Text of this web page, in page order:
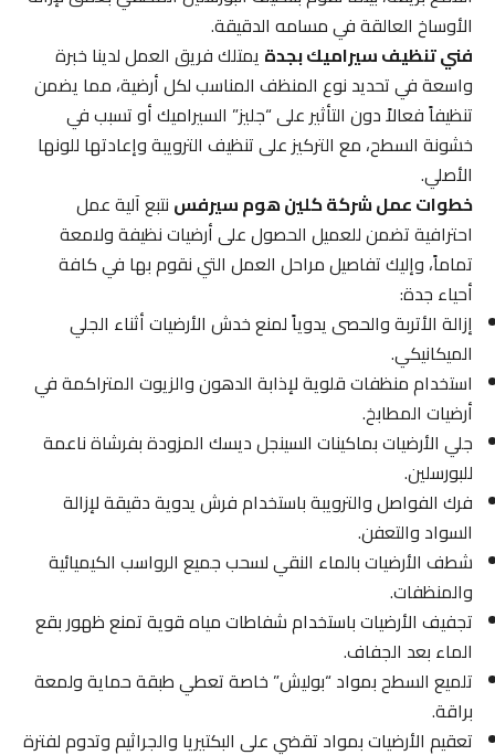
الأوساخ العالقة في مسامه الدقيقة.
فني تنظيف سيراميك بجدةيمتلك فريق العمل لدينا خبرة
واسعة في تحديد نوع المنظف المناسب لكل أرضية، مما يضمن
تنظيفاً فعالاً دون التأثير على “جليز” السيراميك أو تسبب في
خشونة السطح، مع التركيز على تنظيف الترويبة وإعادتها للونها
الأصلي.
خطوات عمل شركة كلين هوم سيرفسنتبع آلية عمل
احترافية تضمن للعميل الحصول على أرضيات نظيفة ولامعة
تماماً، وإليك تفاصيل مراحل العمل التي نقوم بها في كافة
أحياء جدة:
إزالة الأتربة والحصى يدوياً لمنع خدش الأرضيات أثناء الجلي
الميكانيكي.
استخدام منظفات قلوية لإذابة الدهون والزيوت المتراكمة في
أرضيات المطابخ.
جلي الأرضيات بماكينات السينجل ديسك المزودة بفرشاة ناعمة
للبورسلين.
فرك الفواصل والترويبة باستخدام فرش يدوية دقيقة لإزالة
السواد والتعفن.
شطف الأرضيات بالماء النقي لسحب جميع الرواسب الكيميائية
والمنظفات.
تجفيف الأرضيات باستخدام شفاطات مياه قوية تمنع ظهور بقع
الماء بعد الجفاف.
تلميع السطح بمواد “بوليش” خاصة تعطي طبقة حماية ولمعة
براقة.
تعقيم الأرضيات بمواد تقضي على البكتيريا والجراثيم وتدوم لفترة